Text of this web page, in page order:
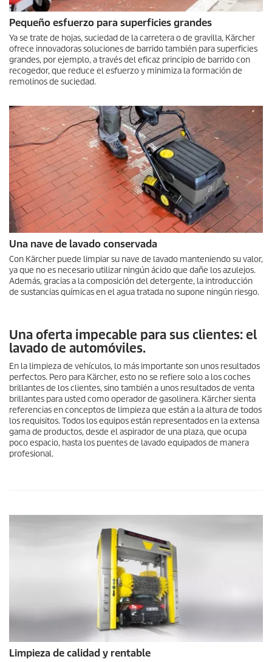
Pequeño esfuerzo para superficies grandes
Ya se trate de hojas, suciedad de la carretera o de gravilla, Kärcher
ofrece innovadoras soluciones de barrido también para superficies
grandes, por ejemplo, a través del eficaz principio de barrido con
recogedor, que reduce el esfuerzo y minimiza la formación de
remolinos de suciedad.
Una nave de lavado conservada
Con Kärcher puede limpiar su nave de lavado manteniendo su valor,
ya que no es necesario utilizar ningún ácido que dañe los azulejos.
Además, gracias a la composición del detergente, la introducción
de sustancias químicas en el agua tratada no supone ningún riesgo.
Una oferta impecable para sus clientes: el
lavado de automóviles.
En la limpieza de vehículos, lo más importante son unos resultados
perfectos. Pero para Kärcher, esto no se refiere solo a los coches
brillantes de los clientes, sino también a unos resultados de venta
brillantes para usted como operador de gasolinera. Kärcher sienta
referencias en conceptos de limpieza que están a la altura de todos
los requisitos. Todos los equipos están representados en la extensa
gama de productos, desde el aspirador de una plaza, que ocupa
poco espacio, hasta los puentes de lavado equipados de manera
profesional.
Limpieza de calidad y rentable